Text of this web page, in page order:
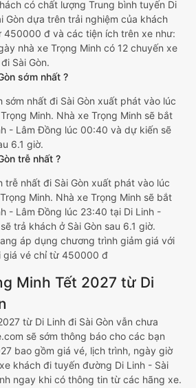
có chất lượng Trung bình tuyến Di
Gòn dựa trên trải nghiệm của khách
450000 đ và các tiện ích trên xe như:
nhà xe Trọng Minh có 12 chuyến xe
Sài Gòn.
sớm nhất ?
sớm nhất đi Sài Gòn xuất phát vào lúc
Minh. Nhà xe Trọng Minh sẽ bắt
- Lâm Đồng lúc 00:40 và dự kiến sẽ
6.1 giờ.
trễ nhất ?
trễ nhất đi Sài Gòn xuất phát vào lúc
Minh. Nhà xe Trọng Minh sẽ bắt
- Lâm Đồng lúc 23:40 tại Di Linh -
trả khách ở Sài Gòn sau 6.1 giờ.
áp dụng chương trình giảm giá với
giá vé chỉ từ 450000 đ
Minh Tết 2027 từ Di
từ Di Linh đi Sài Gòn vẫn chưa
sẽ sớm thông báo cho các bạn
bao gồm giá vé, lịch trình, ngày giờ
khách đi tuyến đường Di Linh - Sài
ngay khi có thông tin từ các hãng xe.